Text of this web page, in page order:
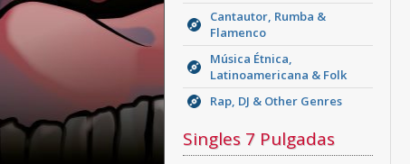
Cantautor, Rumba &
Flamenco
Música Étnica,
Latinoamericana & Folk
Rap, DJ & Other Genres
Singles 7 Pulgadas